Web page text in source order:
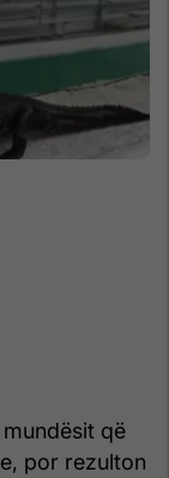
që
por rezulton